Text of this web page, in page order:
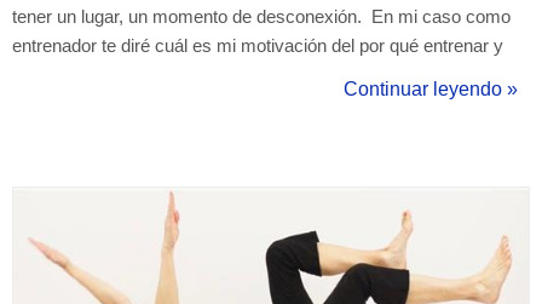
tener un lugar, un momento de desconexión. En mi caso como
entrenador te diré cuál es mi motivación del por qué entrenar y
dedicarme al entrenamiento personal. Entrenar es reconectarnos
Continuar leyendo »